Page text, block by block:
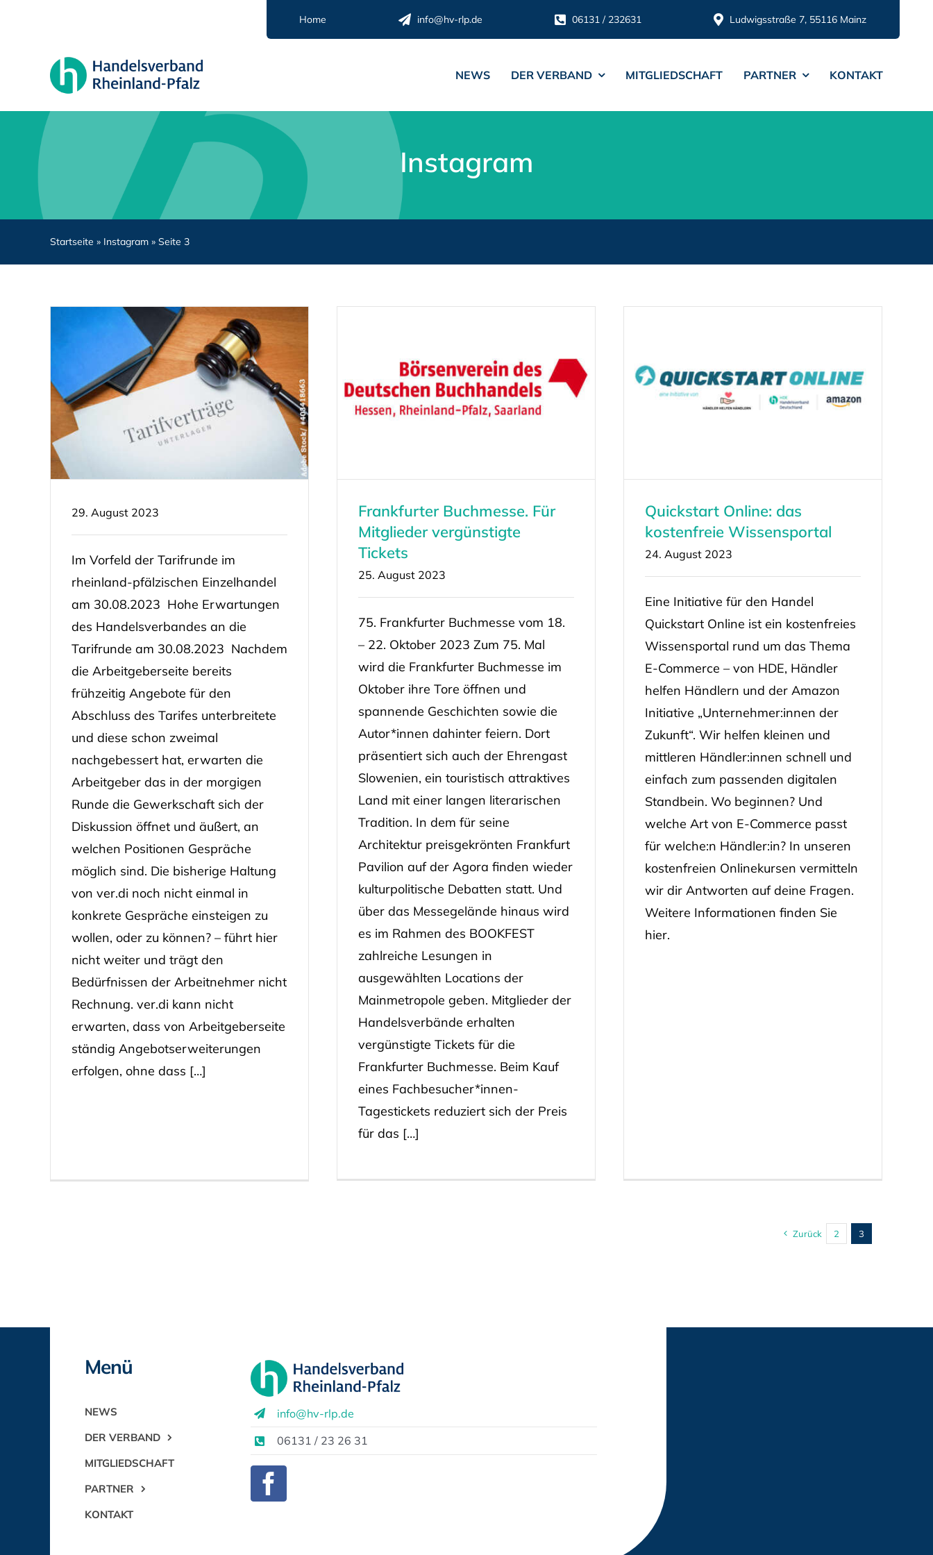
Home info@hv-rlp.de 06131 / 232631 Ludwigsstraße 7, 55116 Mainz
NEWS DER VERBAND MITGLIEDSCHAFT PARTNER KONTAKT
Instagram
Startseite » Instagram» Seite 3
29. August 2023
Im Vorfeld der Tarifrunde im
rheinland-pfälzischen Einzelhandel
am 30.08.2023 Hohe Erwartungen
des Handelsverbandes an die
Tarifrunde am 30.08.2023 Nachdem
die Arbeitgeberseite bereits
frühzeitig Angebote für den
Abschluss des Tarifes unterbreitete
und diese schon zweimal
nachgebessert hat, erwarten die
Arbeitgeber das in der morgigen
Runde die Gewerkschaft sich der
Diskussion öffnet und äußert, an
welchen Positionen Gespräche
möglich sind. Die bisherige Haltung
von ver.di noch nicht einmal in
konkrete Gespräche einsteigen zu
wollen, oder zu können? – führt hier
nicht weiter und trägt den
Bedürfnissen der Arbeitnehmer nicht
Rechnung. ver.di kann nicht
erwarten, dass von Arbeitgeberseite
ständig Angebotserweiterungen
erfolgen, ohne dass […]
Frankfurter Buchmesse. Für
Mitglieder vergünstigte
Tickets
25. August 2023
75. Frankfurter Buchmesse vom 18.
– 22. Oktober 2023 Zum 75. Mal
wird die Frankfurter Buchmesse im
Oktober ihre Tore öffnen und
spannende Geschichten sowie die
Autor*innen dahinter feiern. Dort
präsentiert sich auch der Ehrengast
Slowenien, ein touristisch attraktives
Land mit einer langen literarischen
Tradition. In dem für seine
Architektur preisgekrönten Frankfurt
Pavilion auf der Agora finden wieder
kulturpolitische Debatten statt. Und
über das Messegelände hinaus wird
es im Rahmen des BOOKFEST
zahlreiche Lesungen in
ausgewählten Locations der
Mainmetropole geben. Mitglieder der
Handelsverbände erhalten
vergünstigte Tickets für die
Frankfurter Buchmesse. Beim Kauf
eines Fachbesucher*innen-
Tagestickets reduziert sich der Preis
für das […]
Quickstart Online: das
kostenfreie Wissensportal
24. August 2023
Eine Initiative für den Handel
Quickstart Online ist ein kostenfreies
Wissensportal rund um das Thema
E-Commerce – von HDE, Händler
helfen Händlern und der Amazon
Initiative „Unternehmer:innen der
Zukunft“. Wir helfen kleinen und
mittleren Händler:innen schnell und
einfach zum passenden digitalen
Standbein. Wo beginnen? Und
welche Art von E-Commerce passt
für welche:n Händler:in? In unseren
kostenfreien Onlinekursen vermitteln
wir dir Antworten auf deine Fragen.
Weitere Informationen finden Sie
hier.
Zurück 2 3
Menü
NEWS
DER VERBAND
MITGLIEDSCHAFT
PARTNER
KONTAKT
info@hv-rlp.de
06131 / 23 26 31